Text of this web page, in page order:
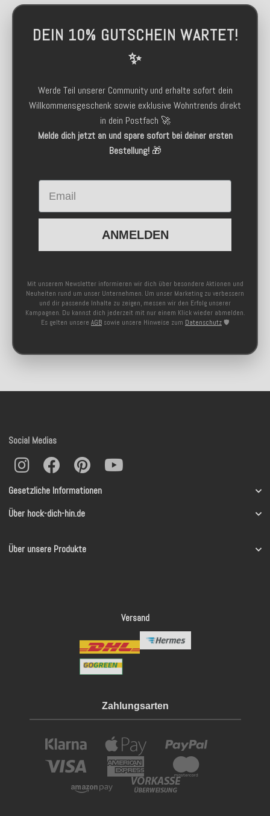
DEIN 10% GUTSCHEIN WARTET!
✨
Werde Teil unserer Community und erhalte sofort dein
Willkommensgeschenk sowie exklusive Wohntrends direkt
in dein Postfach 🚀
Melde dich jetzt an und spare sofort bei deiner ersten
Bestellung!🎁
Email
ANMELDEN
Mit unserem Newsletter informieren wir dich über besondere Aktionen und
Neuheiten rund um unser Unternehmen. Um unser Marketing zu verbessern
und dir passende Inhalte zu zeigen, messen wir den Erfolg unserer
Kampagnen. Du kannst dich jederzeit mit nur einem Klick wieder abmelden.
Es gelten unsere AGB sowie unsere Hinweise zum Datenschutz 🛡️
Gesetzliche Informationen
Über hock-dich-hin.de
Über unsere Produkte
Social Medias
Versand
Zahlungsarten